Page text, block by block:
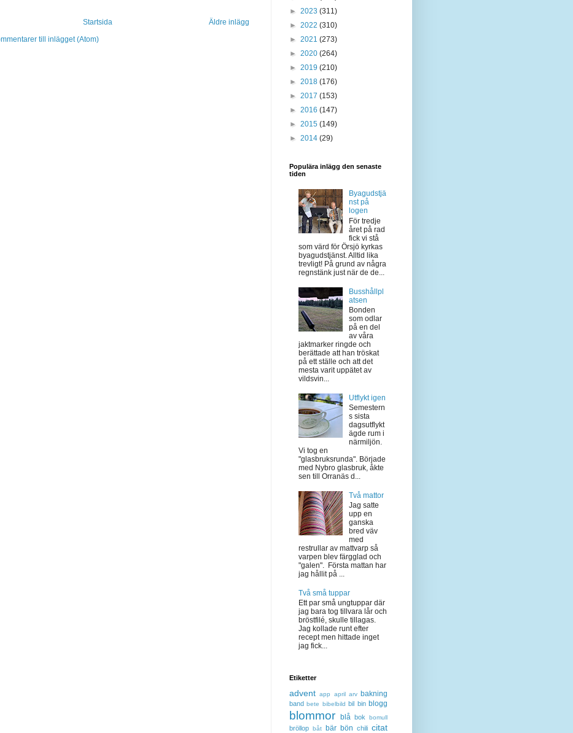
Äldre inlägg
Startsida
till inlägget (Atom)
► 2023 (311)
► 2022 (310)
► 2021 (273)
► 2020 (264)
► 2019 (210)
► 2018 (176)
► 2017 (153)
► 2016 (147)
► 2015 (149)
► 2014 (29)
Populära inlägg den senaste
tiden
Byagudstjä
nst på
logen
För tredje
året på rad
fick vi stå
som värd för Örsjö kyrkas
byagudstjänst. Alltid lika
trevligt! På grund av några
regnstänk just när de de...
Busshållpl
atsen
Bonden
som odlar
på en del
av våra
jaktmarker ringde och
berättade att han tröskat
på ett ställe och att det
mesta varit uppätet av
vildsvin...
Utflykt igen
Semestern
s sista
dagsutflykt
ägde rum i
närmiljön.
Vi tog en
"glasbruksrunda". Började
med Nybro glasbruk, åkte
sen till Orranäs d...
Två mattor
Jag satte
upp en
ganska
bred väv
med
restrullar av mattvarp så
varpen blev färgglad och
"galen". Första mattan har
jag hållit på ...
Två små tuppar
Ett par små ungtuppar där
jag bara tog tillvara lår och
bröstfilé, skulle tillagas.
Jag kollade runt efter
recept men hittade inget
jag fick...
Etiketter
advent app april arv bakning
band bete bibelbild bil bin blogg
blommor blå bok bomull
bröllop båt bär bön chili citat